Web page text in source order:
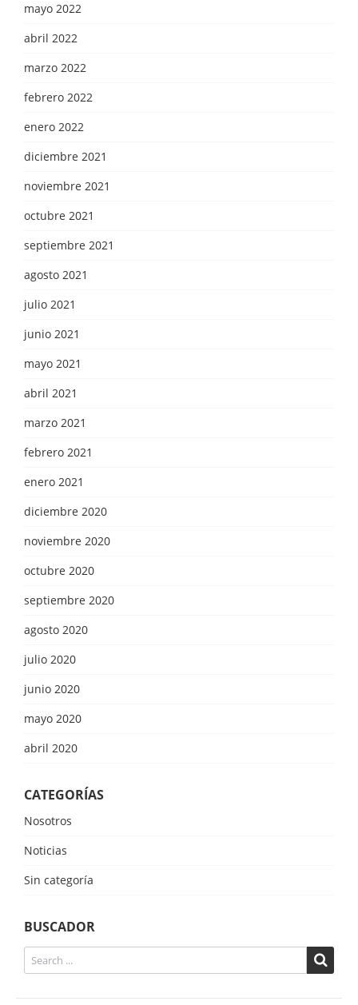
mayo 2022
abril 2022
marzo 2022
febrero 2022
enero 2022
diciembre 2021
noviembre 2021
octubre 2021
septiembre 2021
agosto 2021
julio 2021
junio 2021
mayo 2021
abril 2021
marzo 2021
febrero 2021
enero 2021
diciembre 2020
noviembre 2020
octubre 2020
septiembre 2020
agosto 2020
julio 2020
junio 2020
mayo 2020
abril 2020
CATEGORÍAS
Nosotros
Noticias
Sin categoría
BUSCADOR